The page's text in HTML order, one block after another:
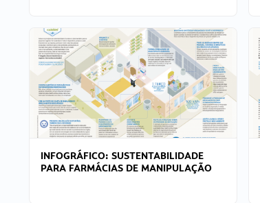
INFOGRÁFICO: SUSTENTABILIDADE
PARA FARMÁCIAS DE MANIPULAÇÃO